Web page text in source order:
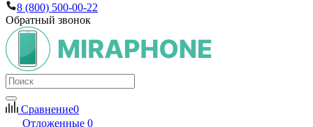
8 (800) 500-00-22
Обратный звонок
Сравнение0
Отложенные 0